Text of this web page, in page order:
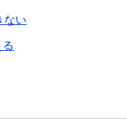
ない